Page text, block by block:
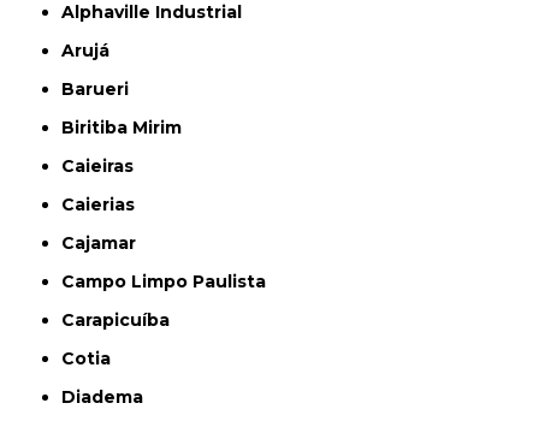
Alphaville Industrial
Arujá
Barueri
Biritiba Mirim
Caieiras
Caierias
Cajamar
Campo Limpo Paulista
Carapicuíba
Cotia
Diadema